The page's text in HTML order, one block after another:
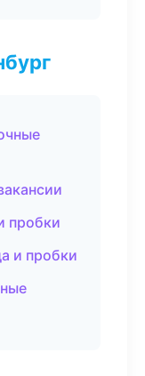
пробки
и пробки